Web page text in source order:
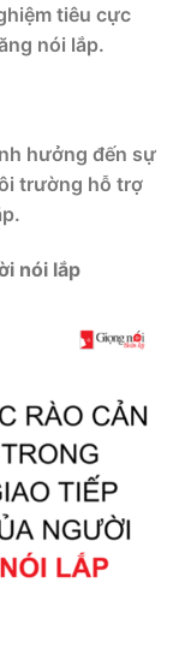
tiêu cực
nói lắp.
hưởng đến sự
trường hỗ trợ
nói lắp